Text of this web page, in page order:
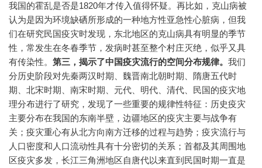
我国的霍乱是否是1820年才传入值得怀疑。再比如，克山病被
认为是因为环境缺硒所形成的一种地方性亚急性心脏病，但我
们在研究民国疫灾时发现，东北地区的克山病具有明显的季节
性，常发生在冬春季节，发病时甚至整个村庄灭绝，似乎又具
有传染性。 第三，揭示了中国疫灾流行的空间分布规律。 我们
分历史阶段对先秦两汉时期、魏晋南北朝时期、隋唐五代时
期、北宋时期、南宋时期、元代、明代、清代、民国的疫灾地
理分布进行了研究，发现了一些重要的规律性特征：历史疫灾
主要分布在我国的东南半壁，边疆地区的疫灾主要与战争有
关；疫灾重心有从北方向南方迁移的过程与趋势；疫灾流行与
人口密度和人口流动性具有十分密切的关系；首都及其周围地
区疫灾多发，长江三角洲地区自唐代以来直到民国时期一直是